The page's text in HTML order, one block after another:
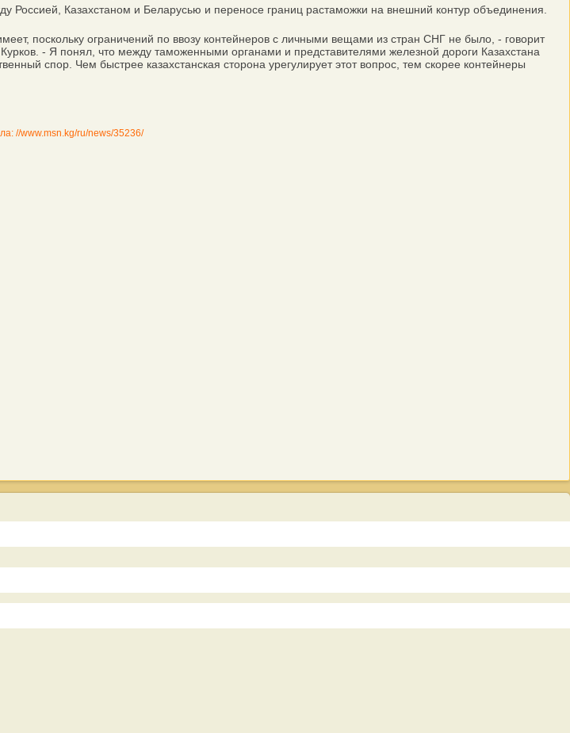
Казахстаном и Беларусью и переносе границ растаможки на внешний контур объединения.
поскольку ограничений по ввозу контейнеров с личными вещами из стран СНГ не было, - говорит
- Я понял, что между таможенными органами и представителями железной дороги Казахстана
спор. Чем быстрее казахстанская сторона урегулирует этот вопрос, тем скорее контейнеры
//www.msn.kg/ru/news/35236/